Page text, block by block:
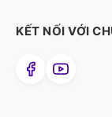
KẾT NỐI VỚI